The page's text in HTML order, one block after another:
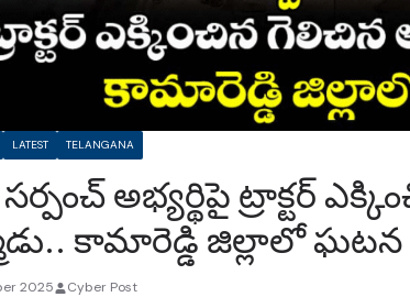
LATEST TELANGANA
అభ్యర్థిపై ట్రాక్టర్
కామారెడ్డి జిల్లాలో ఘటన
2025 Cyber Post